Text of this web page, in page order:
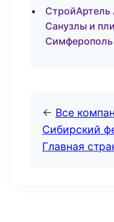
СтройАртель
Санузлы и
Симферополь
← Все
Сибирский
Главная